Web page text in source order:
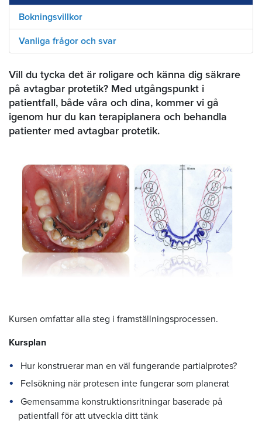
Bokningsvillkor
Vanliga frågor och svar
Vill du tycka det är roligare och känna dig säkrare
på avtagbar protetik? Med utgångspunkt i
patientfall, både våra och dina, kommer vi gå
igenom hur du kan terapiplanera och behandla
patienter med avtagbar protetik.
Kursen omfattar alla steg i framställningsprocessen.
Kursplan
Hur konstruerar man en väl fungerande partialprotes?
Felsökning när protesen inte fungerar som planerat
Gemensamma konstruktionsritningar baserade på
patientfall för att utveckla ditt tänk